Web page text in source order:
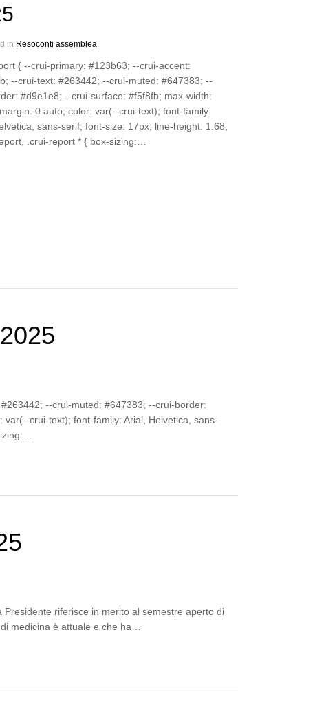
in Resoconti assemblea
{ --crui-primary: #123b63; --crui-accent:
--crui-text: #263442; --crui-muted: #647383; --
#d9e1e8; --crui-surface: #f5f8fb; max-width:
0 auto; color: var(--crui-text); font-family:
sans-serif; font-size: 17px; line-height: 1.68;
.crui-report * { box-sizing:…
--crui-muted: #647383; --crui-border:
crui-text); font-family: Arial, Helvetica, sans-
Presidente riferisce in merito al semestre aperto di
medicina è attuale e che ha…